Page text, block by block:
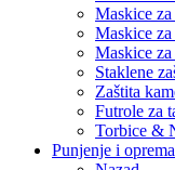
Maskice za
Maskice
Maskice
Staklene
Zaštita
Futrole za
Torbice &
Punjenje i oprema